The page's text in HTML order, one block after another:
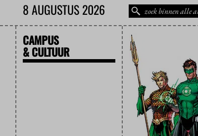
8 AUGUSTUS 2026
CAMPUS
& CULTUUR